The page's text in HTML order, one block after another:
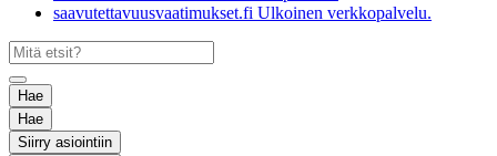
saavutettavuusvaatimukset.fi Ulkoinen verkkopalvelu.
Hae
Hae
Siirry asiointiin